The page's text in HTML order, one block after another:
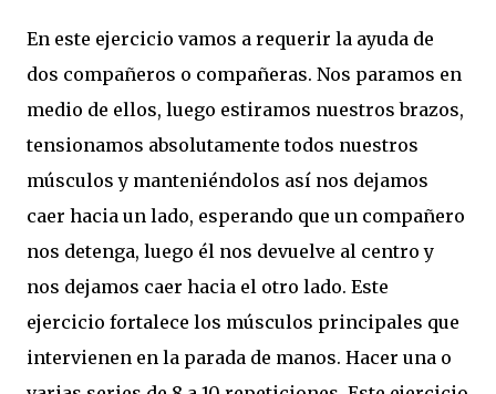
En este ejercicio vamos a requerir la ayuda de
dos compañeros o compañeras. Nos paramos en
medio de ellos, luego estiramos nuestros brazos,
tensionamos absolutamente todos nuestros
músculos y manteniéndolos así nos dejamos
caer hacia un lado, esperando que un compañero
nos detenga, luego él nos devuelve al centro y
nos dejamos caer hacia el otro lado. Este
ejercicio fortalece los músculos principales que
intervienen en la parada de manos. Hacer una o